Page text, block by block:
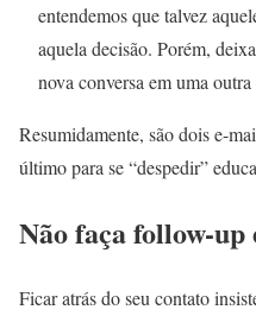
entendemos que talvez
aquela decisão. Porém,
nova conversa em uma outra
Resumidamente, são dois e-
último para se “despedir”
Não faça follow-up
Ficar atrás do seu contato